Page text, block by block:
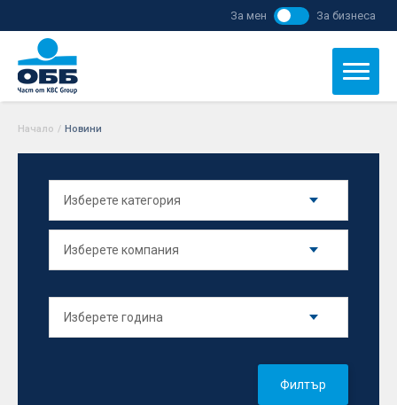
За мен За бизнеса
Начало / Новини
Филтър